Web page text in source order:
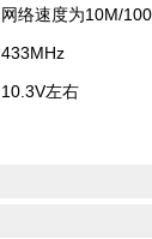
网络速度为10M/
433MHz
10.3V左右